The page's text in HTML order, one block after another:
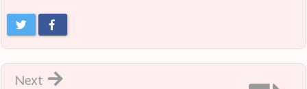
Next